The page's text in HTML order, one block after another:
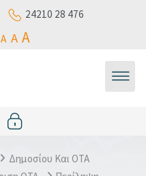
24210 28 476
A A A
Δημοσίου Και ΟΤΑ